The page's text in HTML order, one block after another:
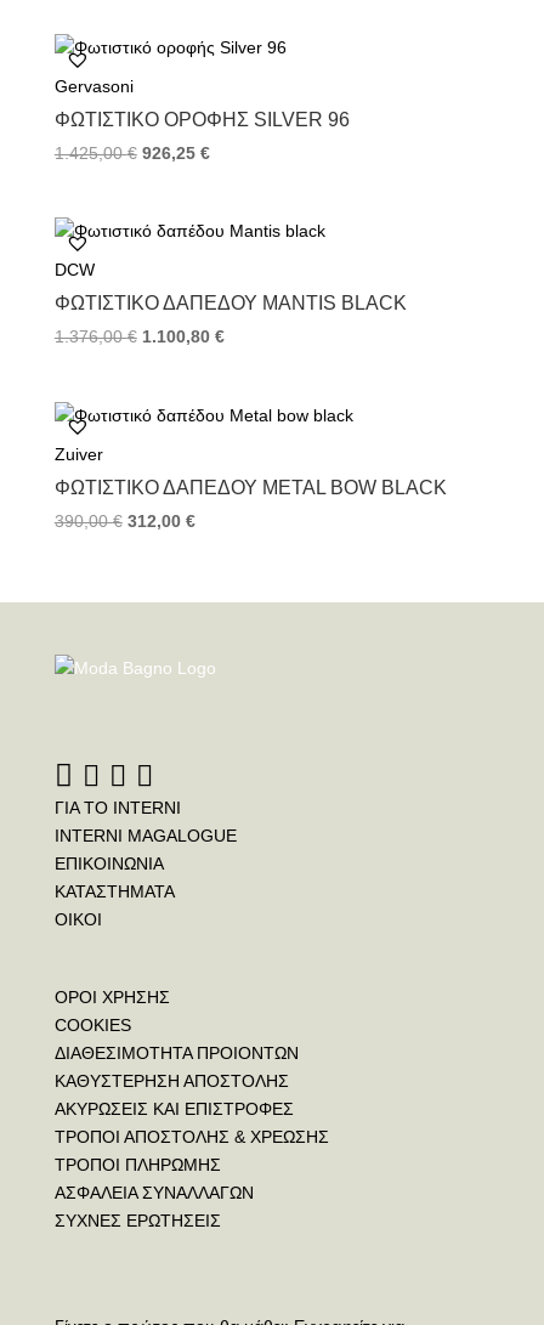
Gervasoni
ΦΩΤΙΣΤΙΚΌ ΟΡΟΦΉΣ SILVER 96
1.425,00€ 926,25 €
DCW
ΦΩΤΙΣΤΙΚΌ ΔΑΠΈΔΟΥ MANTIS BLACK
1.376,00€ 1.100,80 €
Zuiver
ΦΩΤΙΣΤΙΚΌ ΔΑΠΈΔΟΥ METAL BOW BLACK
390,00€ 312,00 €
ΓΙΑ ΤΟ INTERNI
INTERNI MAGALOGUE
ΕΠΙΚΟΙΝΩΝΙΑ
ΚΑΤΑΣΤΗΜΑΤΑ
ΟΙΚΟΙ
ΟΡΟΙ ΧΡΗΣΗΣ
COOKIES
ΔΙΑΘΕΣΙΜΟΤΗΤΑ ΠΡΟΙΟΝΤΩΝ
ΚΑΘΥΣΤΕΡΗΣΗ ΑΠΟΣΤΟΛΗΣ
ΑΚΥΡΩΣΕΙΣ ΚΑΙ ΕΠΙΣΤΡΟΦΕΣ
ΤΡΟΠΟΙ ΑΠΟΣΤΟΛΗΣ & ΧΡΕΩΣΗΣ
ΤΡΟΠΟΙ ΠΛΗΡΩΜΗΣ
ΑΣΦΑΛΕΙΑ ΣΥΝΑΛΛΑΓΩΝ
ΣΥΧΝΕΣ ΕΡΩΤΗΣΕΙΣ